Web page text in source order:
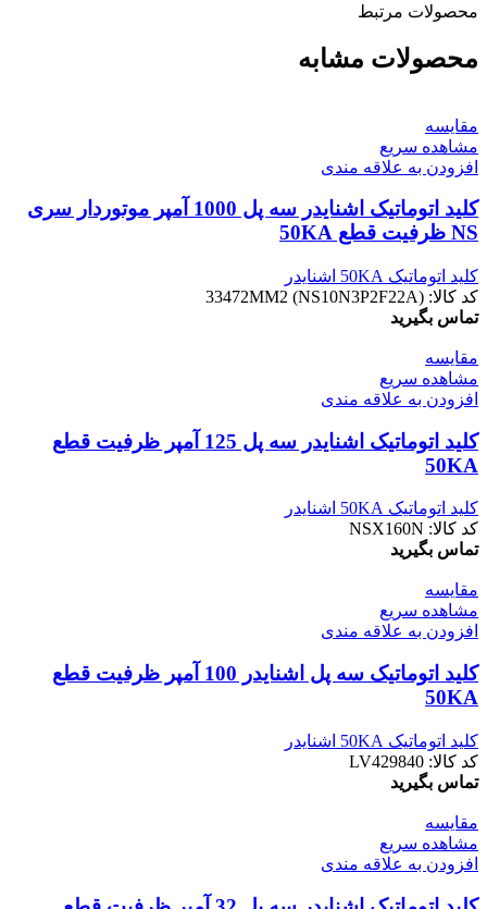
محصولات مرتبط
محصولات مشابه
مقایسه
مشاهده سریع
افزودن به علاقه مندی
کليد اتوماتیک اشنایدر سه پل 1000 آمپر موتوردار سری
NS ظرفیت قطع 50KA
کلید اتوماتیک 50KA اشنایدر
کد کالا: 33472MM2 (NS10N3P2F22A)
تماس بگیرید
مقایسه
مشاهده سریع
افزودن به علاقه مندی
کليد اتوماتیک اشنایدر سه پل 125 آمپر ظرفیت قطع
50KA
کلید اتوماتیک 50KA اشنایدر
کد کالا: NSX160N
تماس بگیرید
مقایسه
مشاهده سریع
افزودن به علاقه مندی
کليد اتوماتیک سه پل اشنایدر 100 آمپر ظرفیت قطع
50KA
کلید اتوماتیک 50KA اشنایدر
کد کالا: LV429840
تماس بگیرید
مقایسه
مشاهده سریع
افزودن به علاقه مندی